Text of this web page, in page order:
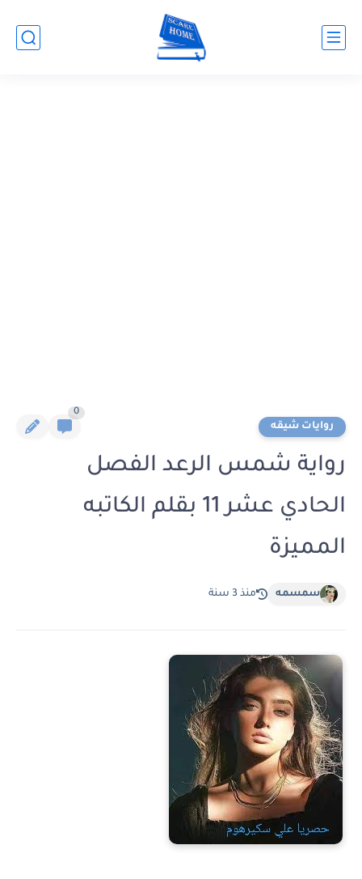
روايات شيقه
0
رواية شمس الرعد الفصل
الحادي عشر 11 بقلم الكاتبه
المميزة
سمسمه منذ 3 سنة